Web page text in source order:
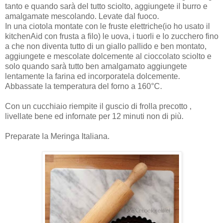
tanto e quando sarà del tutto sciolto, aggiungete il burro e
amalgamate mescolando. Levate dal fuoco.
In una ciotola montate con le fruste elettriche(io ho usato il
kitchenAid con frusta a filo) le uova, i tuorli e lo zucchero fino
a che non diventa tutto di un giallo pallido e ben montato,
aggiungete e mescolate dolcemente al cioccolato sciolto e
solo quando sarà tutto ben amalgamato aggiungete
lentamente la farina ed incorporatela dolcemente.
Abbassate la temperatura del forno a 160°C.
Con un cucchiaio riempite il guscio di frolla precotto ,
livellate bene ed infornate per 12 minuti non di più.
Preparate la Meringa Italiana.